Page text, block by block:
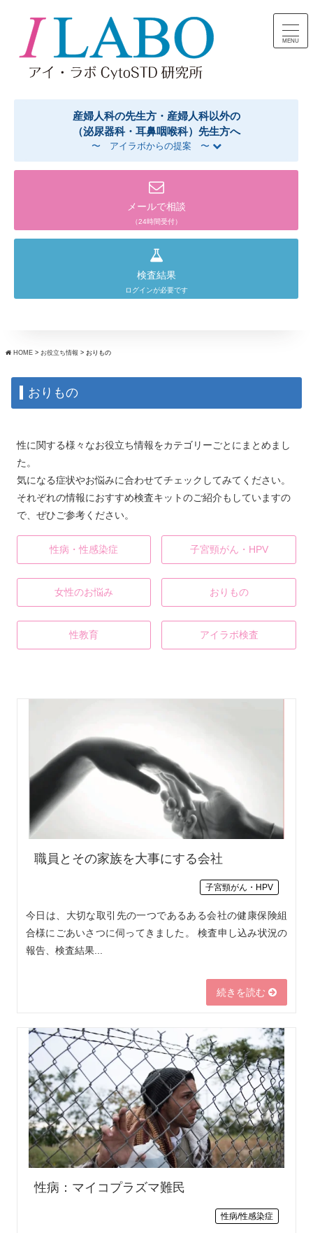
コンテンツへスキップ
産婦人科の先生方・産婦人科以外の
（泌尿器科・耳鼻咽喉科）先生方へ
〜 アイラボからの提案 〜
メールで相談
（24時間受付）
検査結果
ログインが必要です
HOME> お役立ち情報 > おりもの
おりもの
性に関する様々なお役立ち情報をカテゴリーごとにまとめまし
た。
気になる症状やお悩みに合わせてチェックしてみてください。
それぞれの情報におすすめ検査キットのご紹介もしていますの
で、ぜひご参考ください。
性病・性感染症 子宮頸がん・HPV
女性のお悩み おりもの
性教育 アイラボ検査
職員とその家族を大事にする会社
子宮頸がん・HPV
今日は、大切な取引先の一つであるある会社の健康保険組
合様にごあいさつに伺ってきました。 検査申し込み状況の
報告、検査結果...
続きを読む
性病：マイコプラズマ難民
性病/性感染症